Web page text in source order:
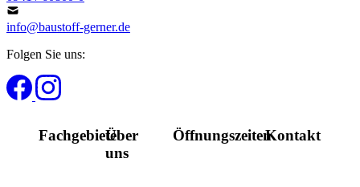
info@baustoff-gerner.de
Folgen Sie uns:
FachgebieteÜber
uns
ÖffnungszeitenKontakt